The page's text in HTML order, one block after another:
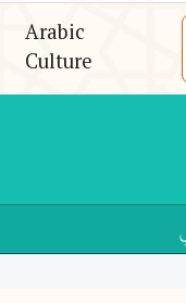
Arabic
Culture